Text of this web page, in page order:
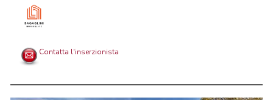
Contatta l'inserzionista